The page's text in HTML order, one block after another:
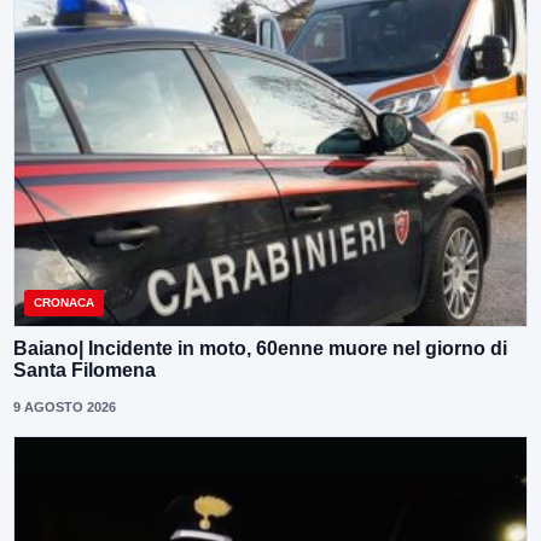
CRONACA
Baiano| Incidente in moto, 60enne muore nel giorno di
Santa Filomena
9 AGOSTO 2026